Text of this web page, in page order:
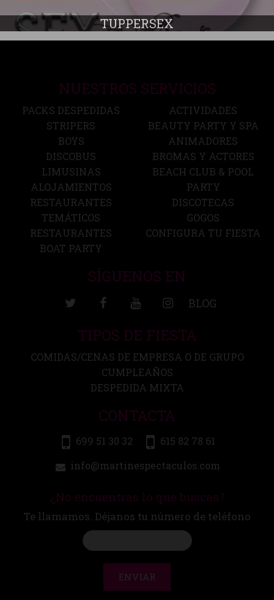
TUPPERSEX
NUESTROS SERVICIOS
PACKS DESPEDIDAS
STRIPERS
BOYS
DISCOBUS
LIMUSINAS
ALOJAMIENTOS
RESTAURANTES
TEMÁTICOS
RESTAURANTES
BOAT PARTY
ACTIVIDADES
BEAUTY PARTY Y SPA
ANIMADORES
BROMAS Y ACTORES
BEACH CLUB & POOL
PARTY
DISCOTECAS
GOGOS
CONFIGURA TU FIESTA
SÍGUENOS EN
BLOG
TIPOS DE FIESTA
COMIDAS/CENAS DE EMPRESA O DE GRUPO
CUMPLEAÑOS
DESPEDIDA MIXTA
CONTACTA
699 51 30 32
615 82 78 61
info@martinespectaculos.com
¿No encuentras lo que buscas?
Te llamamos. Déjanos tu número de teléfono
ENVIAR